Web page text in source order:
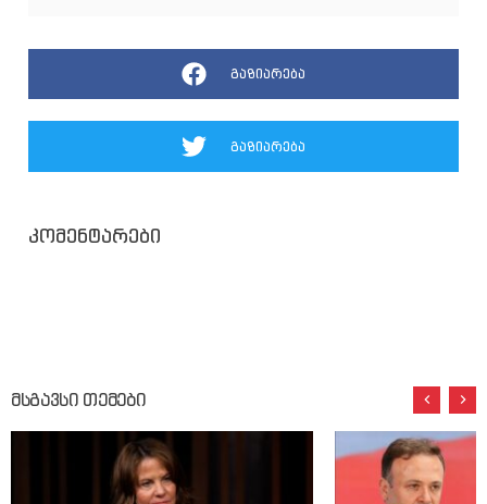
გაზიარება
გაზიარება
კომენტარები
მსგავსი თემები